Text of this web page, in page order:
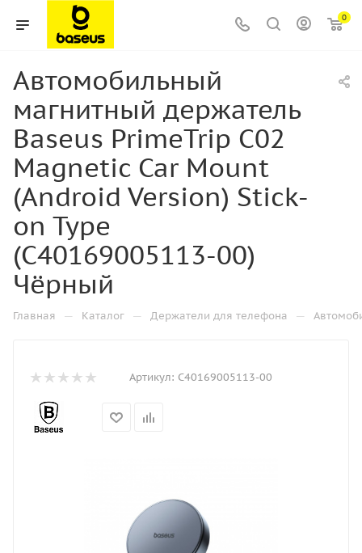
0
Автомобильный
магнитный держатель
Baseus PrimeTrip C02
Magnetic Car Mount
(Android Version) Stick-
on Type
(C40169005113-00)
Чёрный
Главная — Каталог — Держатели для телефона —
Артикул: C40169005113-00